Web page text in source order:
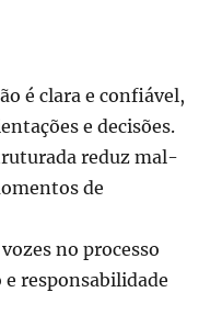
é clara e confiável,
e decisões.
reduz mal-
de
no processo
responsabilidade